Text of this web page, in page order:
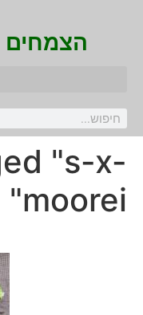
הצמחים
"s-x-
moorei"